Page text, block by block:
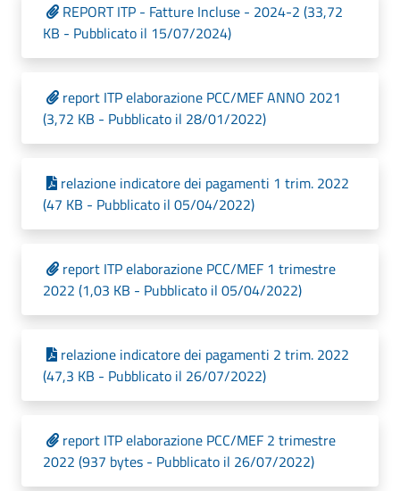
REPORT ITP - Fatture Incluse - 2024-2 (33,72
KB - Pubblicato il 15/07/2024)
report ITP elaborazione PCC/MEF ANNO 2021
(3,72 KB - Pubblicato il 28/01/2022)
relazione indicatore dei pagamenti 1 trim. 2022
(47 KB - Pubblicato il 05/04/2022)
report ITP elaborazione PCC/MEF 1 trimestre
2022 (1,03 KB - Pubblicato il 05/04/2022)
relazione indicatore dei pagamenti 2 trim. 2022
(47,3 KB - Pubblicato il 26/07/2022)
report ITP elaborazione PCC/MEF 2 trimestre
2022 (937 bytes - Pubblicato il 26/07/2022)